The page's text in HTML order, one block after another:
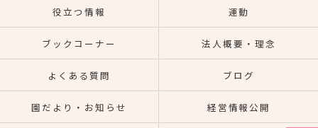
役立つ情報 運動
ブックコーナー 法人概要・理念
よくある質問 ブログ
園だより・お知らせ 経営情報公開